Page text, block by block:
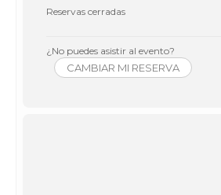
Reservas cerradas
¿No puedes asistir al evento?
CAMBIAR MI RESERVA